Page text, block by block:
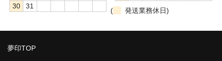
30
31
(
発送業務休日)
夢印TOP